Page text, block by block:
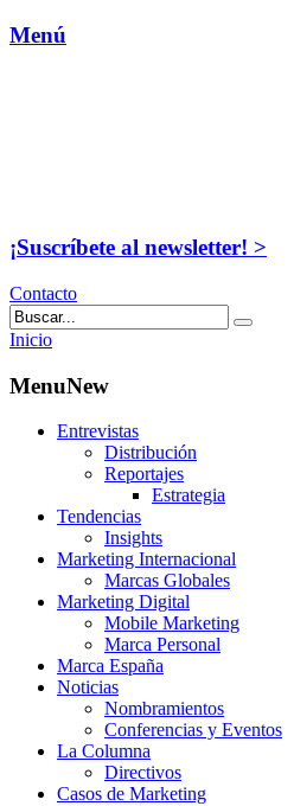
Menú
¡Suscríbete al newsletter! >
Contacto
Inicio
MenuNew
Entrevistas
Distribución
Reportajes
Estrategia
Tendencias
Insights
Marketing Internacional
Marcas Globales
Marketing Digital
Mobile Marketing
Marca Personal
Marca España
Noticias
Nombramientos
Conferencias y Eventos
La Columna
Directivos
Casos de Marketing